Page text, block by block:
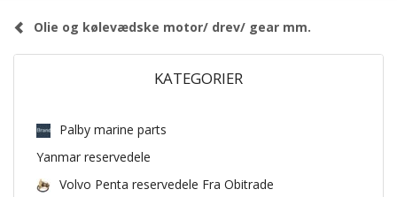
Olie og kølevædske motor/ drev/ gear mm.
KATEGORIER
Palby marine parts
Yanmar reservedele
Volvo Penta reservedele Fra Obitrade